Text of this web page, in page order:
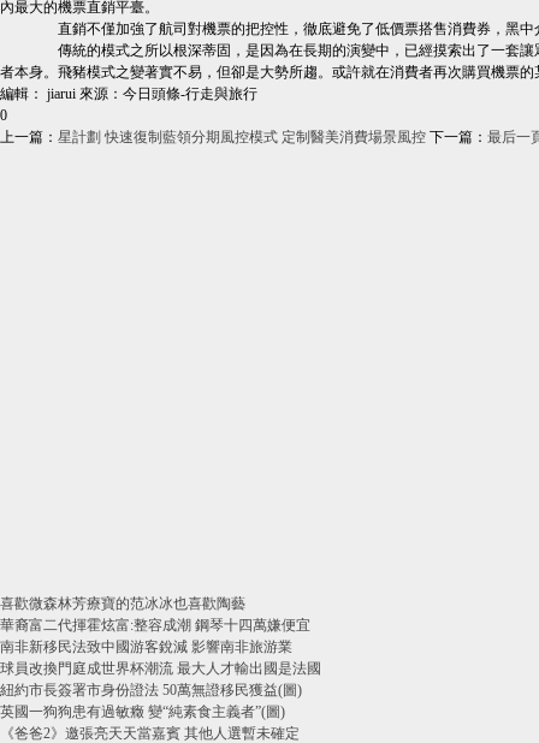
內最大的機票直銷平臺。
直銷不僅加強了航司對機票的把控性，徹底避免了低價票搭售消費券，黑中
傳統的模式之所以根深蒂固，是因為在長期的演變中，已經摸索出了一套讓
者本身。飛豬模式之變著實不易，但卻是大勢所趨。或許就在消費者再次購買機票
編輯： jiarui 來源：今日頭條-行走與旅行
0
上一篇： 星計劃 快速復制藍領分期風控模式 定制醫美消費場景風控 下一篇： 最后一
喜歡微森林芳療寶的范冰冰也喜歡陶藝
華裔富二代揮霍炫富:整容成潮 鋼琴十四萬嫌便宜
南非新移民法致中國游客銳減 影響南非旅游業
球員改換門庭成世界杯潮流 最大人才輸出國是法國
紐約市長簽署市身份證法 50萬無證移民獲益(圖)
英國一狗狗患有過敏癥 變“純素食主義者”(圖)
《爸爸2》邀張亮天天當嘉賓 其他人選暫未確定